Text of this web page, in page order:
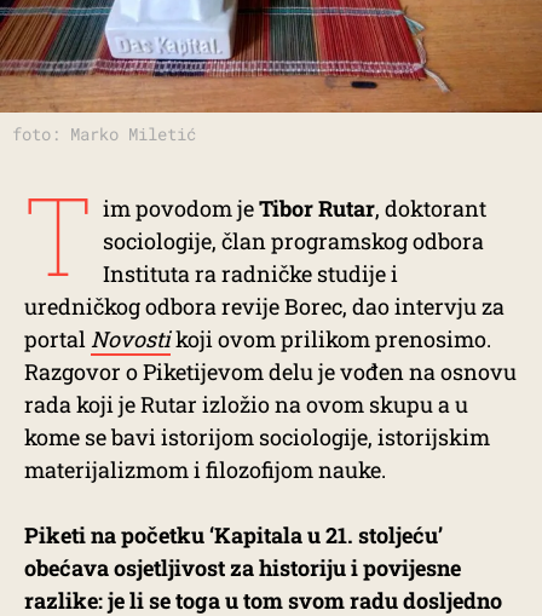
foto: Marko Miletić
T im povodom jeTibor Rutar, doktorant
sociologije, član programskog odbora
Instituta ra radničke studije i
uredničkog odbora revije Borec, dao intervju za
portalNovostikoji ovom prilikom prenosimo.
Razgovor o Piketijevom delu je vođen na osnovu
rada koji je Rutar izložio na ovom skupu a u
kome se bavi istorijom sociologije, istorijskim
materijalizmom i filozofijom nauke.
Piketi na početku ‘Kapitala u 21. stoljeću’
obećava osjetljivost za historiju i povijesne
razlike: je li se toga u tom svom radu dosljedno